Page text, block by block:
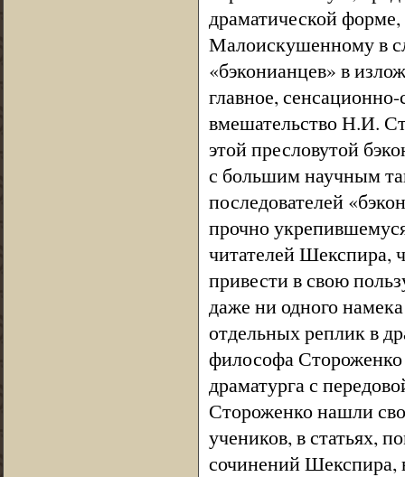
драматической
Малоискушенному в
«бэконианцев» в
главное,
вмешательство Н.И.
этой пресловутой
с большим научным
последователей
прочно
читателей Шекспира,
привести в свою
даже ни одного
отдельных реплик в
философа Стороженко
драматурга с
Стороженко нашли
учеников, в статьях,
сочинений Шекспира,